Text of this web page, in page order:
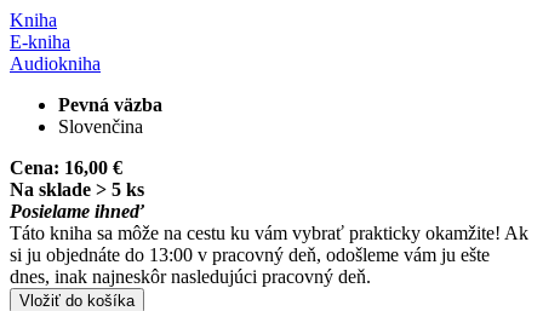
Kniha
E-kniha
Audiokniha
Pevná väzba
Slovenčina
Cena: 16,00 €
Na sklade > 5 ks
Posielame ihneď
Táto kniha sa môže na cestu ku vám vybrať prakticky okamžite! Ak
si ju objednáte do 13:00 v pracovný deň, odošleme vám ju ešte
dnes, inak najneskôr nasledujúci pracovný deň.
Vložiť do košíka